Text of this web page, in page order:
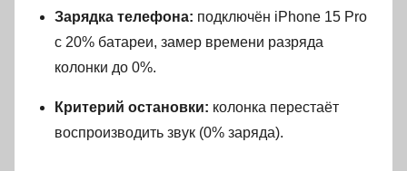
Зарядка телефона: подключён iPhone 15 Pro
с 20% батареи, замер времени разряда
колонки до 0%.
Критерий остановки: колонка перестаёт
воспроизводить звук (0% заряда).